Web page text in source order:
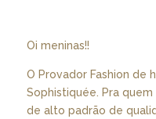
Oi meninas!!
O Provador Fashion de
Sophistiquée. Pra
de alto padrão de